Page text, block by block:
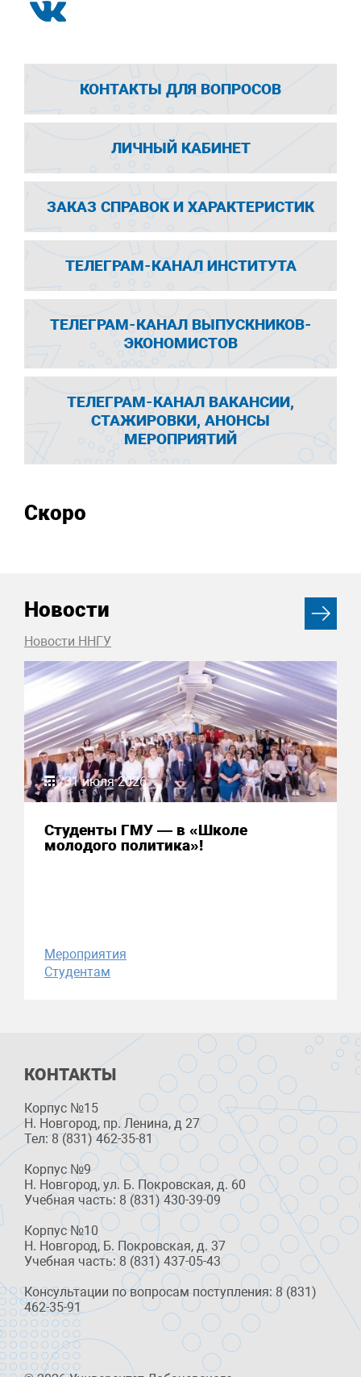
КОНТАКТЫ ДЛЯ ВОПРОСОВ
ЛИЧНЫЙ КАБИНЕТ
ЗАКАЗ СПРАВОК И ХАРАКТЕРИСТИК
ТЕЛЕГРАМ-КАНАЛ ИНСТИТУТА
ТЕЛЕГРАМ-КАНАЛ ВЫПУСКНИКОВ-
ЭКОНОМИСТОВ
ТЕЛЕГРАМ-КАНАЛ ВАКАНСИИ,
СТАЖИРОВКИ, АНОНСЫ
МЕРОПРИЯТИЙ
Скоро
Новости
Новости ННГУ
31 июля 2026
Студенты ГМУ — в «Школе
молодого политика»!
Мероприятия
Студентам
КОНТАКТЫ
Корпус №15
Н. Новгород, пр. Ленина, д 27
Тел: 8 (831) 462-35-81
Корпус №9
Н. Новгород, ул. Б. Покровская, д. 60
Учебная часть: 8 (831) 430-39-09
Корпус №10
Н. Новгород, Б. Покровская, д. 37
Учебная часть: 8 (831) 437-05-43
Консультации по вопросам поступления: 8 (831)
462-35-91